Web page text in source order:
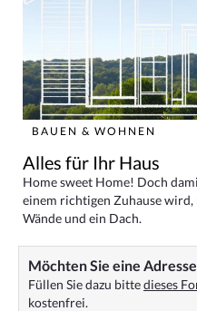
BAUEN & WOHNEN
Alles für Ihr Haus
Home sweet Home! Doch
einem richtigen Zuhause
Wände und ein Dach.
Möchten Sie eine
Füllen Sie dazu bittedieses
kostenfrei.